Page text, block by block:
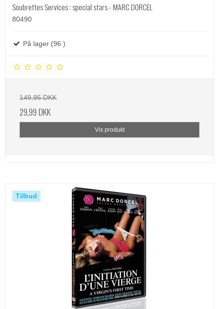
Soubrettes Services : special stars - MARC DORCEL
80490
På lager (96 )
149,95 DKK
29,99 DKK
Vis produkt
Tilbud